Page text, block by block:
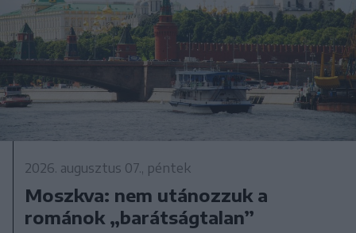
2026. augusztus 07., péntek
Moszkva: nem utánozzuk a
románok „barátságtalan”